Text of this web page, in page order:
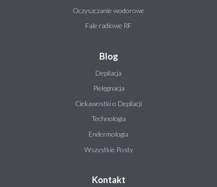
Oczyszczanie wodorowe
Fale radiowe RF
Blog
Depilacja
Pielęgnacja
Ciekawostki o Depilacji
Technologia
Endermologia
Wszystkie Posty
Kontakt